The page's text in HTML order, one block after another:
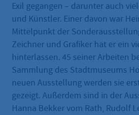
Exil gegangen – darunter auch
und Künstler. Einer davon war
Mittelpunkt der
Zeichner und Grafiker hat er ein
hinterlassen. 45 seiner Arbeiten
Sammlung des Stadtmuseums
neuen Ausstellung werden sie
gezeigt. Außerdem sind in der
Hanna Bekker vom Rath, Rudolf